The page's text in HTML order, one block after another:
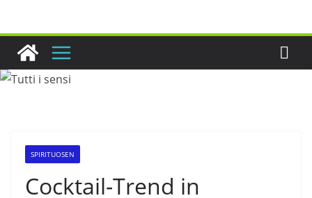
springen
SPIRITUOSEN
Cocktail-Trend in